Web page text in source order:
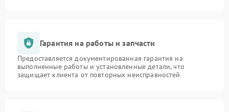
Гарантия на работы и запчасти
Предоставляется документированная гарантия на
выполненные работы и установленные детали, что
защищает клиента от повторных неисправностей